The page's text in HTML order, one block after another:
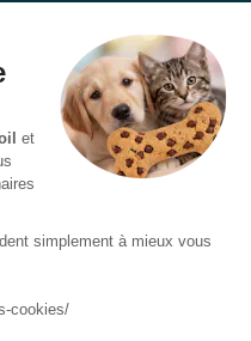
51-55 rue Hoche
94767
Ivry-sur-Seine
Pas encore client ?
Mail :
adhesion@assuropoil.com
Tel :
01 77 94 89 02